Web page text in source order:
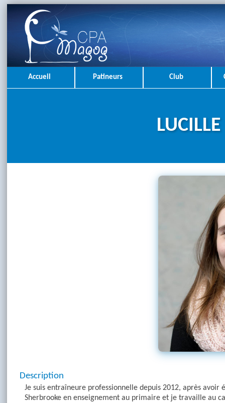
Accueil Patineurs Club
Description
Je suis entraîneure professionnelle depuis 2012, après avoir
Sherbrooke en enseignement au primaire et je travaille au